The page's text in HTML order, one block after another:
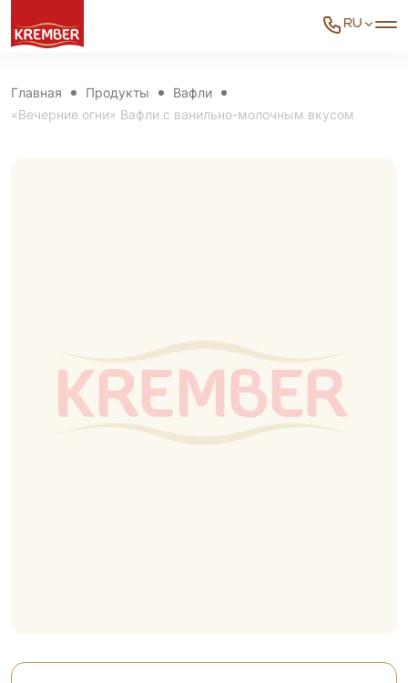
RU
Главная Продукты
Вафли
«Вечерние огни» Вафли с ванильно-молочным вкусом